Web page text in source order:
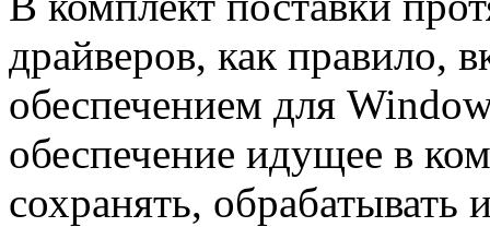
драйверов, как правило,
обеспечением для
обеспечение идущее в
сохранять, обрабатывать